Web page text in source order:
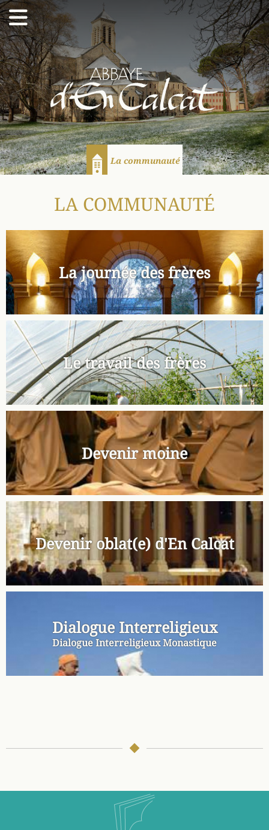
Abbaye d'En Calcat
La communauté
LA COMMUNAUTÉ
La journée des frères
Le travail des frères
Devenir moine
Devenir oblat(e) d'En Calcat
Dialogue Interreligieux
Dialogue Interreligieux Monastique